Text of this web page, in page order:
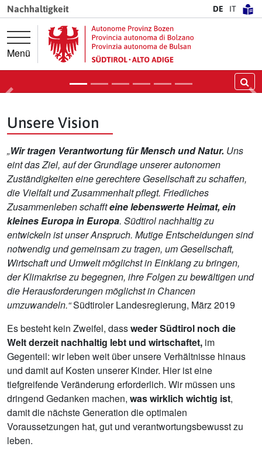
Springe direkt zur Hauptnavigation
Springe direkt zum Inhalt
Nachhaltigkeit DE IT
Menü
Die Strategie
Das ist unsere Nachhaltigkeitsstrategie.
Weiter
Unsere Vision
„Wir tragen Verantwortung für Mensch und Natur. Uns
eint das Ziel, auf der Grundlage unserer autonomen
Zuständigkeiten eine gerechtere Gesellschaft zu schaffen,
die Vielfalt und Zusammenhalt pflegt. Friedliches
Zusammenleben schaffteine lebenswerte Heimat, ein
kleines Europa in Europa. Südtirol nachhaltig zu
entwickeln ist unser Anspruch. Mutige Entscheidungen sind
notwendig und gemeinsam zu tragen, um Gesellschaft,
Wirtschaft und Umwelt möglichst in Einklang zu bringen,
der Klimakrise zu begegnen, ihre Folgen zu bewältigen und
die Herausforderungen möglichst in Chancen
umzuwandeln.“Südtiroler Landesregierung, März 2019
Es besteht kein Zweifel, dassweder Südtirol noch die
Welt derzeit nachhaltig lebt und wirtschaftet, im
Gegenteil: wir leben weit über unsere Verhältnisse hinaus
und damit auf Kosten unserer Kinder. Hier ist eine
tiefgreifende Veränderung erforderlich. Wir müssen uns
dringend Gedanken machen, was wirklich wichtig ist,
damit die nächste Generation die optimalen
Voraussetzungen hat, gut und verantwortungsbewusst zu
leben.